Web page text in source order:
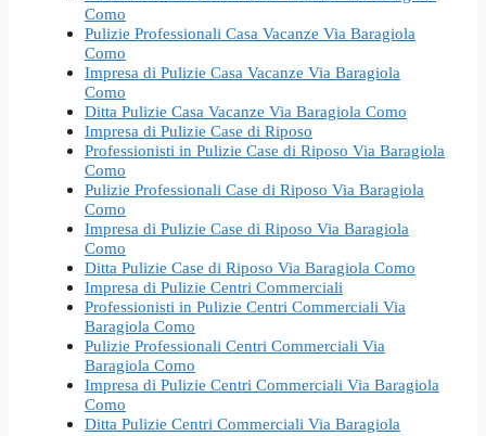
Como
Pulizie Professionali Casa Vacanze Via Baragiola
Como
Impresa di Pulizie Casa Vacanze Via Baragiola
Como
Ditta Pulizie Casa Vacanze Via Baragiola Como
Impresa di Pulizie Case di Riposo
Professionisti in Pulizie Case di Riposo Via Baragiola
Como
Pulizie Professionali Case di Riposo Via Baragiola
Como
Impresa di Pulizie Case di Riposo Via Baragiola
Como
Ditta Pulizie Case di Riposo Via Baragiola Como
Impresa di Pulizie Centri Commerciali
Professionisti in Pulizie Centri Commerciali Via
Baragiola Como
Pulizie Professionali Centri Commerciali Via
Baragiola Como
Impresa di Pulizie Centri Commerciali Via Baragiola
Como
Ditta Pulizie Centri Commerciali Via Baragiola